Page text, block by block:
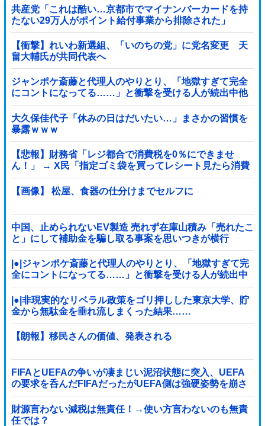
共産党「これは酷い…京都市でマイナンバーカードを持
たない29万人がポイント給付事業から排除された」
【衝撃】れいわ新選組、「いのちの党」に党名変更 天
畠大輔氏が共同代表へ
ジャンポケ斎藤と代理人のやりとり、「地獄すぎて完全
にコントになってる……」と衝撃を受ける人が続出中他
大久保佳代子「休みの日はだいたい…」まさかの習慣を
暴露ｗｗｗ
【悲報】財務省「レジ都合で消費税を0％にできませ
ん！」 → X民「指定ゴミ袋を買ってレシート見たら消費
税はゼロになるんだけど？」ｗｗｗｗｗｗｗｗｗｗｗｗ
ｗｗ
【画像】 松屋、食器の仕分けまでセルフに
中国、止められないEV製造 売れず在庫山積み「売れたこ
と」にして補助金を騙し取る事案を思いつきが横行
|●|ジャンポケ斎藤と代理人のやりとり、「地獄すぎて完
全にコントになってる……」と衝撃を受ける人が続出中
|●|非現実的なリベラル政策をゴリ押しした東京大学、貯
金から無駄金を垂れ流しまくった結果……
【朗報】移民さんの価値、発表される
FIFAとUEFAの争いが凄まじい泥沼状態に突入、UEFA
の要求を呑んだFIFAだったがUEFA側は強硬姿勢を崩さ
ず……
財源言わない減税は無責任！→使い方言わないのも無責
任では？